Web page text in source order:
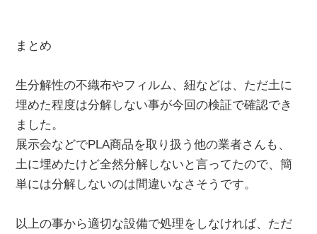
まとめ
生分解性の不織布やフィルム、紐などは、ただ土に
埋めた程度は分解しない事が今回の検証で確認でき
ました。
展示会などでPLA商品を取り扱う他の業者さんも、
土に埋めたけど全然分解しないと言ってたので、簡
単には分解しないのは間違いなさそうです。
以上の事から適切な設備で処理をしなければ、ただ